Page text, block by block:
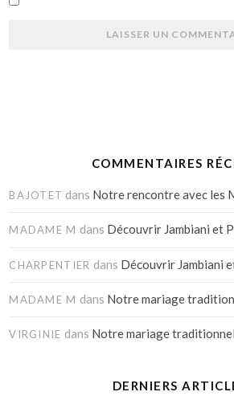
COMMENTAIRES
BAJOTET dans Notre rencontre avec les
MADAME M dans Découvrir Jambiani et
CHARPENTIER dans Découvrir Jambiani
MADAME M dans Notre mariage
VIRGINIE dans Notre mariage
DERNIERS